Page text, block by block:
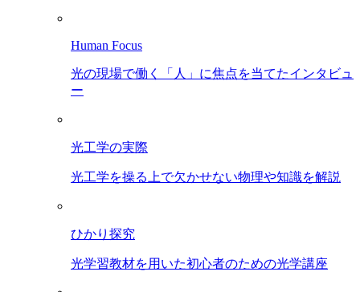
Human Focus
光の現場で働く「人」に焦点を当てたインタビュ
ー
光工学の実際
光工学を操る上で欠かせない物理や知識を解説
ひかり探究
光学習教材を用いた初心者のための光学講座